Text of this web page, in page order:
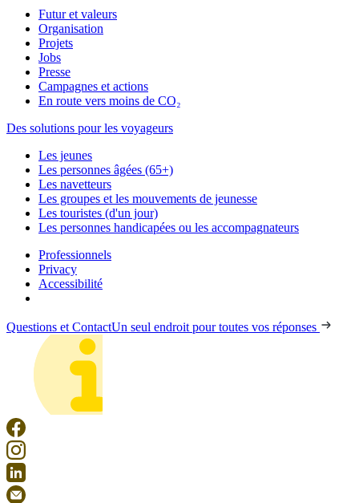
Futur et valeurs
Organisation
Projets
Jobs
Presse
Campagnes et actions
En route vers moins de CO₂
Des solutions pour les voyageurs
Les jeunes
Les personnes âgées (65+)
Les navetteurs
Les groupes et les mouvements de jeunesse
Les touristes (d'un jour)
Les personnes handicapées ou les accompagnateurs
Professionnels
Privacy
Accessibilité
Questions et ContactUn seul endroit pour toutes vos réponses